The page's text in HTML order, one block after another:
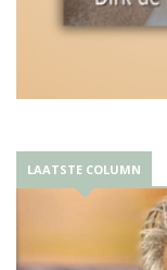
LAATSTE COLUMN